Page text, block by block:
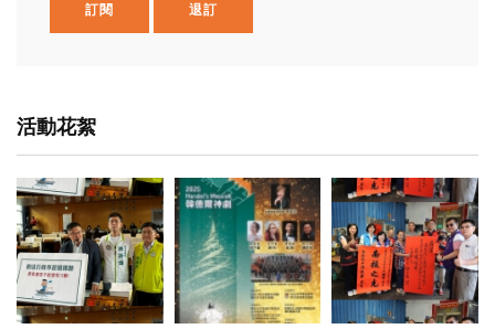
訂閱 退訂
活動花絮